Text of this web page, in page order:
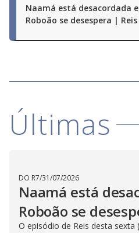
Naamá está desacordada e
Roboão se desespera | Reis
Últimas